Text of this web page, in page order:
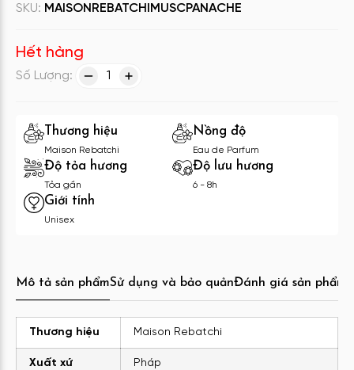
SKU: MAISONREBATCHIMUSCPANACHE
Hết hàng
Số Lượng: 1
Thương hiệu
Maison Rebatchi
Nồng độ
Eau de Parfum
Độ tỏa hương
Tỏa gần
Độ lưu hương
6 - 8h
Giới tính
Unisex
Mô tả sản phẩmSử dụng và bảo quảnĐánh giá sản phẩm
Thương hiệu Maison Rebatchi
Xuất xứ Pháp